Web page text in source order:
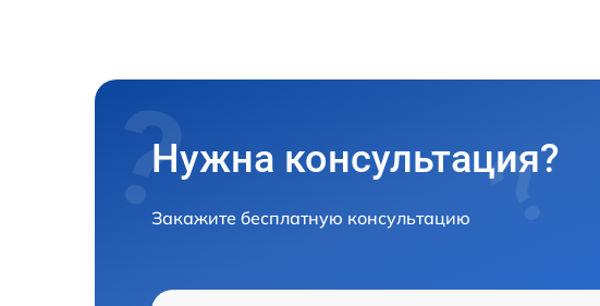
Нужна консультация?
Закажите бесплатную консультацию